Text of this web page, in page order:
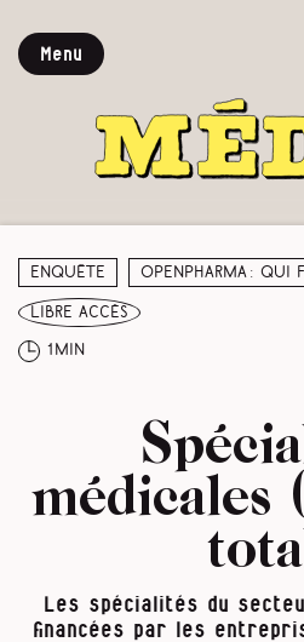
Menu
Enquête Openpharma : qui
libre accès
1min
médicales
Les spécialités du
financées par les